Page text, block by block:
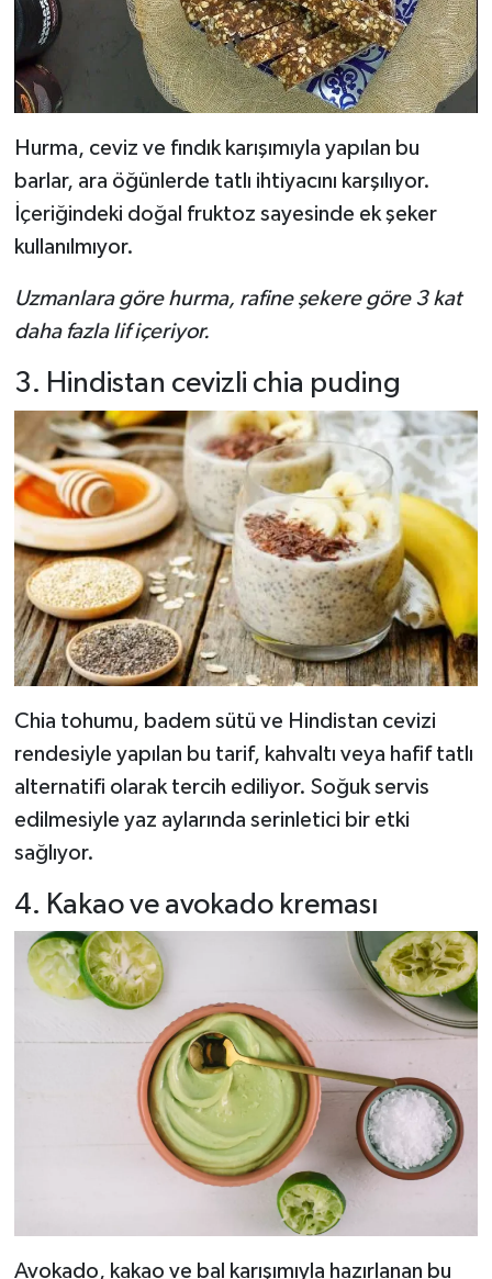
Hurma, ceviz ve fındık karışımıyla yapılan bu
barlar, ara öğünlerde tatlı ihtiyacını karşılıyor.
İçeriğindeki doğal fruktoz sayesinde ek şeker
kullanılmıyor.
Uzmanlara göre hurma, rafine şekere göre 3 kat
daha fazla lif içeriyor.
3. Hindistan cevizli chia puding
Chia tohumu, badem sütü ve Hindistan cevizi
rendesiyle yapılan bu tarif, kahvaltı veya hafif tatlı
alternatifi olarak tercih ediliyor. Soğuk servis
edilmesiyle yaz aylarında serinletici bir etki
sağlıyor.
4. Kakao ve avokado kreması
Avokado, kakao ve bal karışımıyla hazırlanan bu